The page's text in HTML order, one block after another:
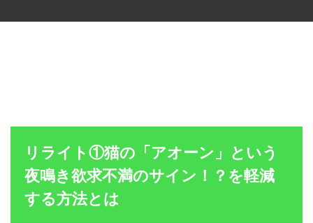
リライト①猫の「アオーン」という
夜鳴き欲求不満のサイン！？を軽減
する方法とは